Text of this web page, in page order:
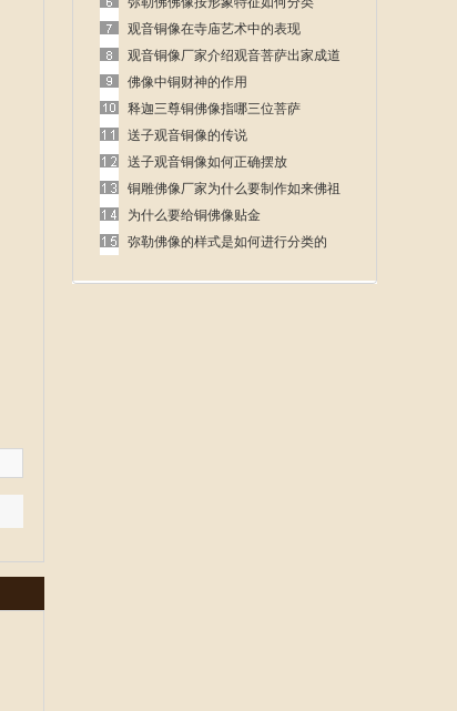
观音铜像在寺庙艺术中的表现
观音铜像厂家介绍观音菩萨出家成道
的故事
佛像中铜财神的作用
释迦三尊铜佛像指哪三位菩萨
送子观音铜像的传说
送子观音铜像如何正确摆放
铜雕佛像厂家为什么要制作如来佛祖
呢
为什么要给铜佛像贴金
弥勒佛像的样式是如何进行分类的